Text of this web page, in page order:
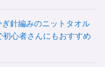
ぎ針編みのニットタオル
心者さんにもおすすめ